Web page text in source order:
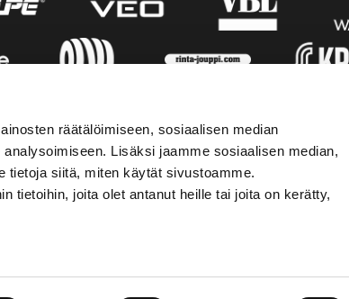
räätälöimiseen, sosiaalisen median
Lisäksi jaamme sosiaalisen median,
tietoja siitä, miten käytät sivustoamme.
tietoihin, joita olet antanut heille tai joita on kerätty,
SOSIAALINEN MEDIA